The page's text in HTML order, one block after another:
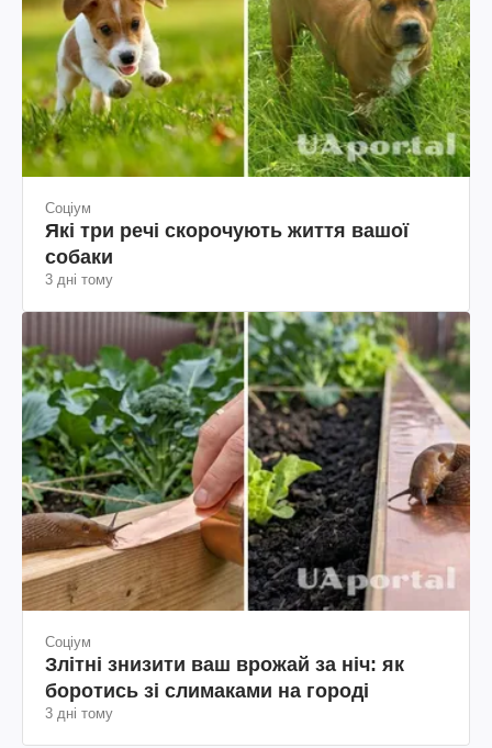
Соціум
Які три речі скорочують життя вашої
собаки
3 дні тому
Соціум
Злітні знизити ваш врожай за ніч: як
боротись зі слимаками на городі
3 дні тому